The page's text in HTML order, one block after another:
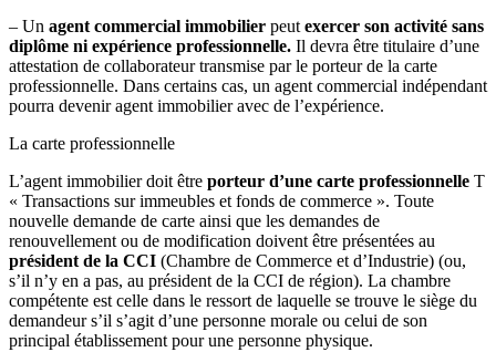
– Un agent commercial immobilier peut exercer son activité sans
diplôme ni expérience professionnelle. Il devra être titulaire d’une
attestation de collaborateur transmise par le porteur de la carte
professionnelle. Dans certains cas, un agent commercial indépendant
pourra devenir agent immobilier avec de l’expérience.
La carte professionnelle
L’agent immobilier doit être porteur d’une carte professionnelle T
« Transactions sur immeubles et fonds de commerce ». Toute
nouvelle demande de carte ainsi que les demandes de
renouvellement ou de modification doivent être présentées au
président de la CCI (Chambre de Commerce et d’Industrie) (ou,
s’il n’y en a pas, au président de la CCI de région). La chambre
compétente est celle dans le ressort de laquelle se trouve le siège du
demandeur s’il s’agit d’une personne morale ou celui de son
principal établissement pour une personne physique.